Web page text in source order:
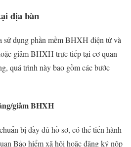
địa bàn
dụng phần mềm BHXH điện tử và
giảm BHXH trực tiếp tại cơ quan
quá trình này bao gồm các bước
giảm BHXH
bị đầy đủ hồ sơ, có thể tiến hành
Bảo hiểm xã hội hoặc đăng ký nộp